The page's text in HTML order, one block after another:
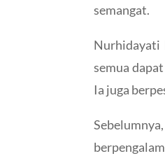
semangat.
Nurhidayati
semua
Ia juga